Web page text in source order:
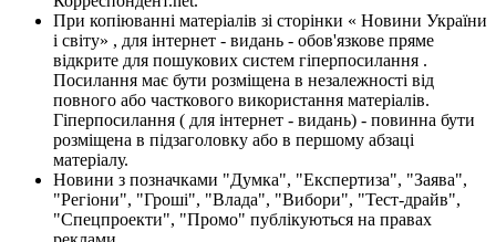
При копіюванні матеріалів зі сторінки « Новини України
і світу» , для інтернет - видань - обов'язкове пряме
відкрите для пошукових систем гіперпосилання .
Посилання має бути розміщена в незалежності від
повного або часткового використання матеріалів.
Гіперпосилання ( для інтернет - видань) - повинна бути
розміщена в підзаголовку або в першому абзаці
матеріалу.
Новини з позначками "Думка", "Експертиза", "Заява",
"Регіони", "Гроші", "Влада", "Вибори", "Тест-драйв",
"Спецпроекти", "Промо" публікуються на правах